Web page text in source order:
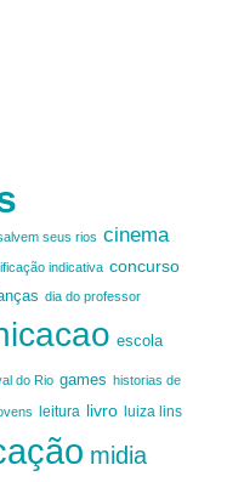
seus rios cinema
indicativa concurso
dia do professor
escola
do Rio games historias de
leitura livro luiza lins
midia